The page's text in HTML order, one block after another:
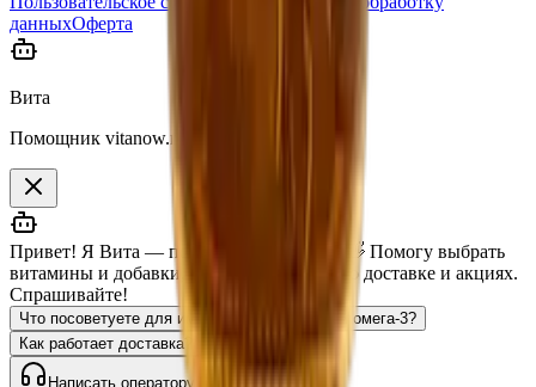
данныхОферта
Вита
Помощник vitanow.ru
Привет! Я Вита — помощник vitanow.ru 👋 Помогу выбрать
витамины и добавки, отвечу на вопросы о доставке и акциях.
Спрашивайте!
Что посоветуете для иммунитета?
Есть ли омега-3?
Как работает доставка?
Есть ли скидки?
Написать оператору